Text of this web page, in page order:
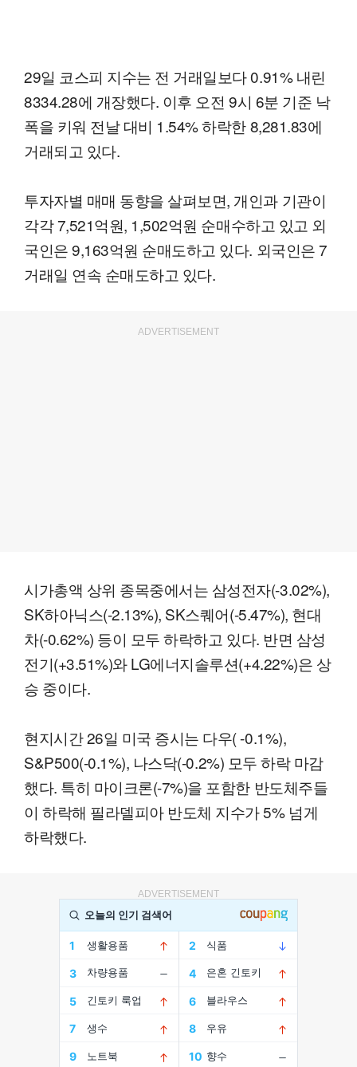
29일 코스피 지수는 전 거래일보다 0.91% 내린
8334.28에 개장했다. 이후 오전 9시 6분 기준 낙
폭을 키워 전날 대비 1.54% 하락한 8,281.83에
거래되고 있다.
투자자별 매매 동향을 살펴보면, 개인과 기관이
각각 7,521억원, 1,502억원 순매수하고 있고 외
국인은 9,163억원 순매도하고 있다. 외국인은 7
거래일 연속 순매도하고 있다.
ADVERTISEMENT
시가총액 상위 종목중에서는 삼성전자(-3.02%),
SK하아닉스(-2.13%), SK스퀘어(-5.47%), 현대
차(-0.62%) 등이 모두 하락하고 있다. 반면 삼성
전기(+3.51%)와 LG에너지솔루션(+4.22%)은 상
승 중이다.
현지시간 26일 미국 증시는 다우( -0.1%),
S&P500(-0.1%), 나스닥(-0.2%) 모두 하락 마감
했다. 특히 마이크론(-7%)을 포함한 반도체주들
이 하락해 필라델피아 반도체 지수가 5% 넘게
하락했다.
ADVERTISEMENT